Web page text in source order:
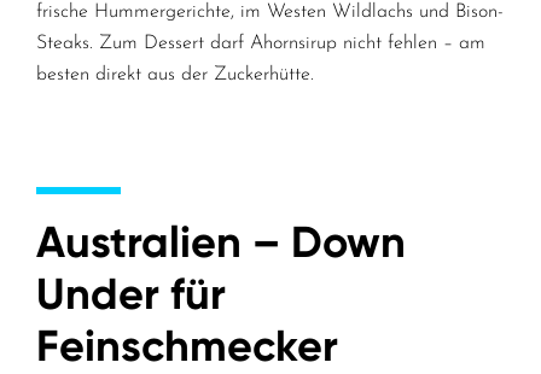
frische Hummergerichte, im Westen Wildlachs und Bison-
Steaks. Zum Dessert darf Ahornsirup nicht fehlen – am
besten direkt aus der Zuckerhütte.
Australien – Down
Under für
Feinschmecker